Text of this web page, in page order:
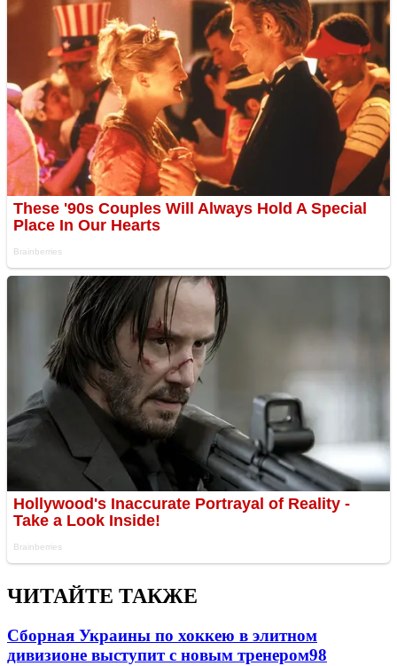
ЧИТАЙТЕ ТАКЖЕ
Сборная Украины по хоккею в элитном
дивизионе выступит с новым тренером98